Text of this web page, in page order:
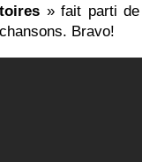
» fait parti de
Bravo!